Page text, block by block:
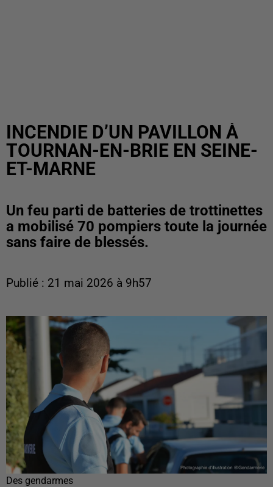
INCENDIE D’UN PAVILLON À
TOURNAN-EN-BRIE EN SEINE-
ET-MARNE
Un feu parti de batteries de trottinettes
a mobilisé 70 pompiers toute la journée
sans faire de blessés.
Publié : 21 mai 2026 à 9h57
Des gendarmes